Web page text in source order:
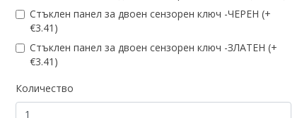
Стъклен панел за двоен сензорен ключ -ЧЕРЕН (+
€3.41)
Стъклен панел за двоен сензорен ключ -ЗЛАТЕН (+
€3.41)
Количество